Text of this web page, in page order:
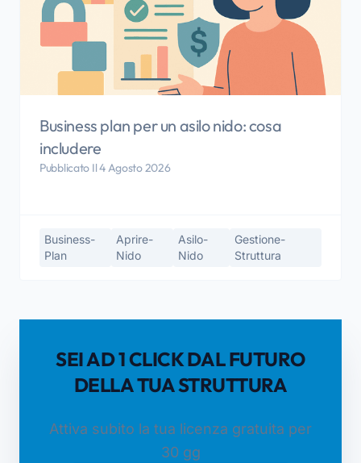
Business plan per un asilo nido: cosa
includere
Pubblicato Il 4 Agosto 2026
Business-
Plan
Aprire-
Nido
Asilo-
Nido
Gestione-
Struttura
SEI AD 1 CLICK DAL FUTURO
DELLA TUA STRUTTURA
Attiva subito la tua licenza gratuita per
30 gg